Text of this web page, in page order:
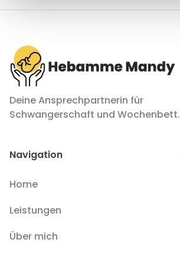
Deine Ansprechpartnerin für
Schwangerschaft und Wochenbett.
Navigation
Home
Leistungen
Über mich